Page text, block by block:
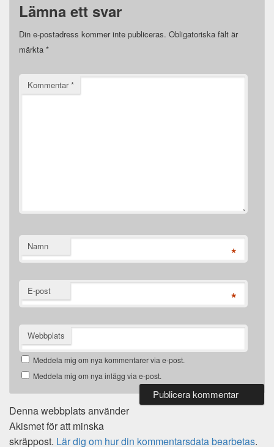
Lämna ett svar
Din e-postadress kommer inte publiceras. Obligatoriska fält är
märkta *
Kommentar*
Namn *
E-post *
Webbplats
Meddela mig om nya kommentarer via e-post.
Meddela mig om nya inlägg via e-post.
Denna webbplats använder
Akismet för att minska
skräppost. Lär dig om hur din kommentarsdata bearbetas.